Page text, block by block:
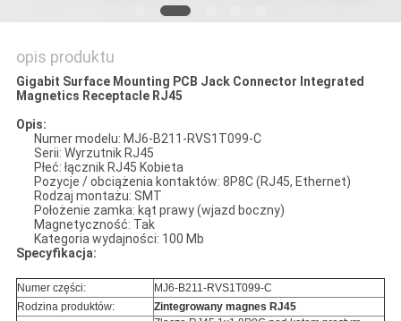
opis produktu
Gigabit Surface Mounting PCB Jack Connector Integrated
Magnetics Receptacle RJ45
Opis:
Numer modelu: MJ6-B211-RVS1T099-C
Serii: Wyrzutnik RJ45
Płeć: łącznik RJ45 Kobieta
Pozycje / obciążenia kontaktów: 8P8C (RJ45, Ethernet)
Rodzaj montażu: SMT
Położenie zamka: kąt prawy (wjazd boczny)
Magnetyczność: Tak
Kategoria wydajności: 100 Mb
Specyfikacja:
Numer części:
MJ6-B211-RVS1T099-C
Rodzina produktów:
Zintegrowany magnes RJ45